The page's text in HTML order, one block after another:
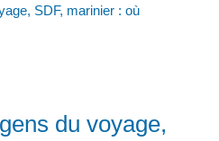
SDF, marinier : où
du voyage,